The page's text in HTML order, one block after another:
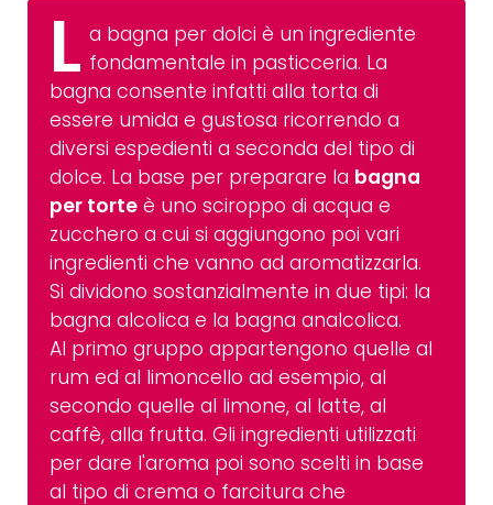
L a bagna per dolci è un ingrediente
fondamentale in pasticceria. La
bagna consente infatti alla torta di
essere umida e gustosa ricorrendo a
diversi espedienti a seconda del tipo di
dolce. La base per preparare la bagna
per torte è uno sciroppo di acqua e
zucchero a cui si aggiungono poi vari
ingredienti che vanno ad aromatizzarla.
Si dividono sostanzialmente in due tipi: la
bagna alcolica e la bagna analcolica.
Al primo gruppo appartengono quelle al
rum ed al limoncello ad esempio, al
secondo quelle al limone, al latte, al
caffè, alla frutta. Gli ingredienti utilizzati
per dare l'aroma poi sono scelti in base
al tipo di crema o farcitura che